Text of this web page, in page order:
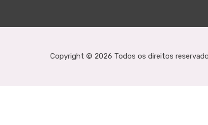
Copyright © 2026 Todos os direitos